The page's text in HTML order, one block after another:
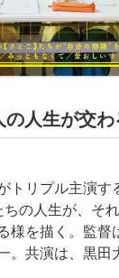
人生が交わ
リプル主演す
の人生が、そ
様を描く。監
共演は、黒田